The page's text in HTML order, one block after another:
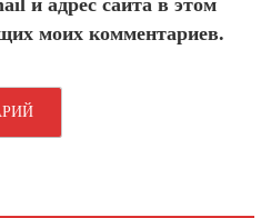
и адрес сайта в этом
моих комментариев.